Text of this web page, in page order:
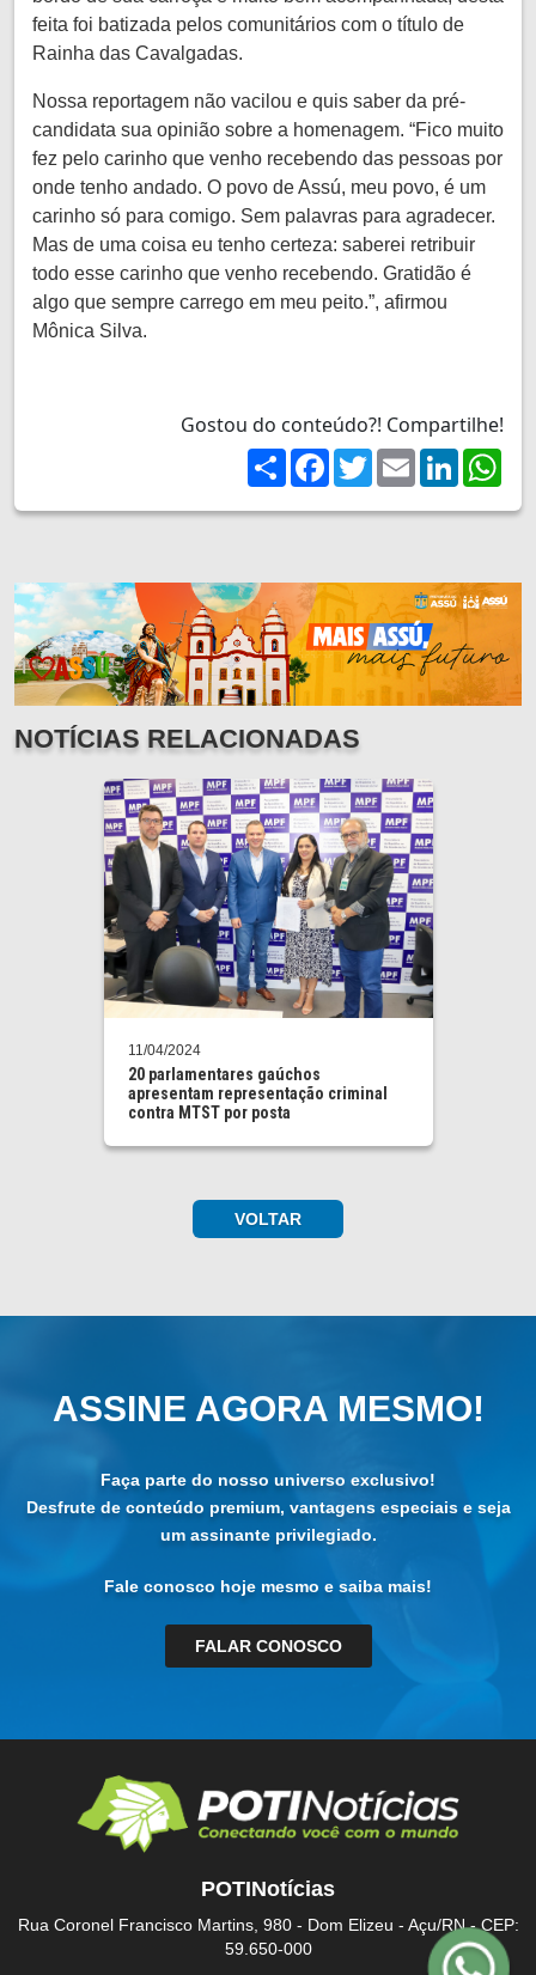
feita foi batizada pelos comunitários com o título de
Rainha das Cavalgadas.
Nossa reportagem não vacilou e quis saber da pré-
candidata sua opinião sobre a homenagem. “Fico muito
fez pelo carinho que venho recebendo das pessoas por
onde tenho andado. O povo de Assú, meu povo, é um
carinho só para comigo. Sem palavras para agradecer.
Mas de uma coisa eu tenho certeza: saberei retribuir
todo esse carinho que venho recebendo. Gratidão é
algo que sempre carrego em meu peito.”, afirmou
Mônica Silva.
Gostou do conteúdo?! Compartilhe!
ShareFacebook
TwitterEmailLinkedIn
NOTÍCIAS RELACIONADAS
11/04/2024
20 parlamentares gaúchos
apresentam representação criminal
contra MTST por posta
VOLTAR
ASSINE AGORA MESMO!
Faça parte do nosso universo exclusivo!
Desfrute de conteúdo premium, vantagens especiais e seja
um assinante privilegiado.
Fale conosco hoje mesmo e saiba mais!
FALAR CONOSCO
POTINotícias
Rua Coronel Francisco Martins, 980 - Dom Elizeu - Açu/RN - CEP:
59.650-000